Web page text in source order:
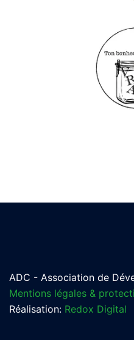
ADC - Association de
Mentions légales &
Réalisation: Redox Digital